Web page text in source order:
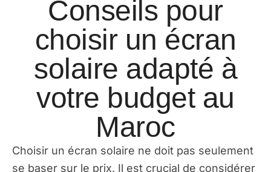
Conseils pour
choisir un écran
solaire adapté à
votre budget au
Maroc
Choisir un écran solaire ne doit pas seulement
se baser sur le prix. Il est crucial de considérer